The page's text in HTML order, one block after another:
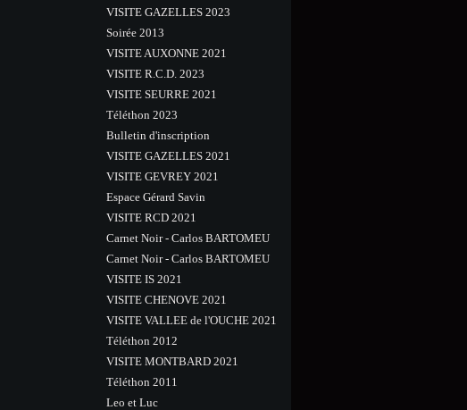
VISITE GAZELLES 2023
Soirée 2013
VISITE AUXONNE 2021
VISITE R.C.D. 2023
VISITE SEURRE 2021
Téléthon 2023
Bulletin d'inscription
VISITE GAZELLES 2021
VISITE GEVREY 2021
Espace Gérard Savin
VISITE RCD 2021
Carnet Noir - Carlos BARTOMEU
Carnet Noir - Carlos BARTOMEU
VISITE IS 2021
VISITE CHENOVE 2021
VISITE VALLEE de l'OUCHE 2021
Téléthon 2012
VISITE MONTBARD 2021
Téléthon 2011
Leo et Luc